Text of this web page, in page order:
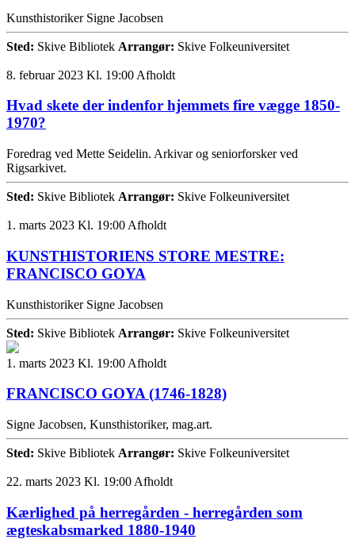
Kunsthistoriker Signe Jacobsen
Sted: Skive Bibliotek Arrangør: Skive Folkeuniversitet
8. februar 2023 Kl. 19:00 Afholdt
Hvad skete der indenfor hjemmets fire vægge 1850-
1970?
Foredrag ved Mette Seidelin. Arkivar og seniorforsker ved
Rigsarkivet.
Sted: Skive Bibliotek Arrangør: Skive Folkeuniversitet
1. marts 2023 Kl. 19:00 Afholdt
KUNSTHISTORIENS STORE MESTRE:
FRANCISCO GOYA
Kunsthistoriker Signe Jacobsen
Sted: Skive Bibliotek Arrangør: Skive Folkeuniversitet
1. marts 2023 Kl. 19:00 Afholdt
FRANCISCO GOYA (1746-1828)
Signe Jacobsen, Kunsthistoriker, mag.art.
Sted: Skive Bibliotek Arrangør: Skive Folkeuniversitet
22. marts 2023 Kl. 19:00 Afholdt
Kærlighed på herregården - herregården som
ægteskabsmarked 1880-1940